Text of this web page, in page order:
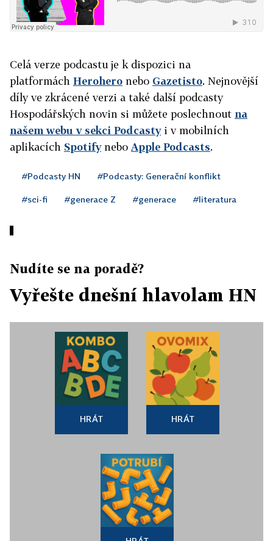
Celá verze podcastu je k dispozici na
platformách Herohero nebo Gazetisto. Nejnovější
díly ve zkrácené verzi a také další podcasty
Hospodářských novin si můžete poslechnout na
našemwebu v sekci Podcastyi v mobilních
aplikacích Spotifynebo Apple Podcasts.
#Podcasty HN #Podcasty: Generační konflikt
#sci-fi #generace Z #generace #literatura
Nudíte se na poradě?
Vyřešte dnešní hlavolam HN
HRÁT HRÁT